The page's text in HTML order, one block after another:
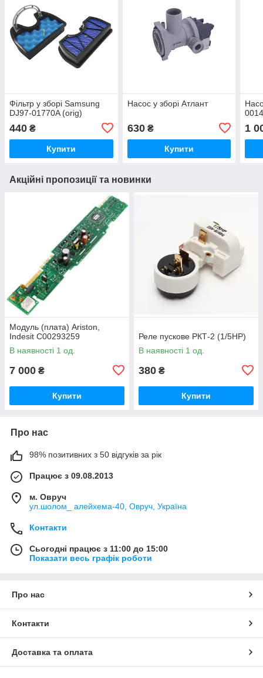
Фільтр у зборі Samsung
DJ97-01770A (orig)
440 ₴
Купити
Насос у зборі Атлант
630₴
Купити
1
Акційні пропозиції та новинки
Модуль (плата) Ariston,
Indesit C00293259
В наявності 1 од.
7 000 ₴
Купити
Реле пускове РКТ-2 (1/5HP)
В наявності 1 од.
380 ₴
Купити
Про нас
98% позитивних з 50 відгуків за рік
Працює з 09.08.2013
м. Овруч
ул.шолом_ алейхема-40, Овруч, Україна
Контакти
Сьогодні працює з 11:00 до 15:00
Показати весь графік роботи
Про нас
Контакти
Доставка та оплата